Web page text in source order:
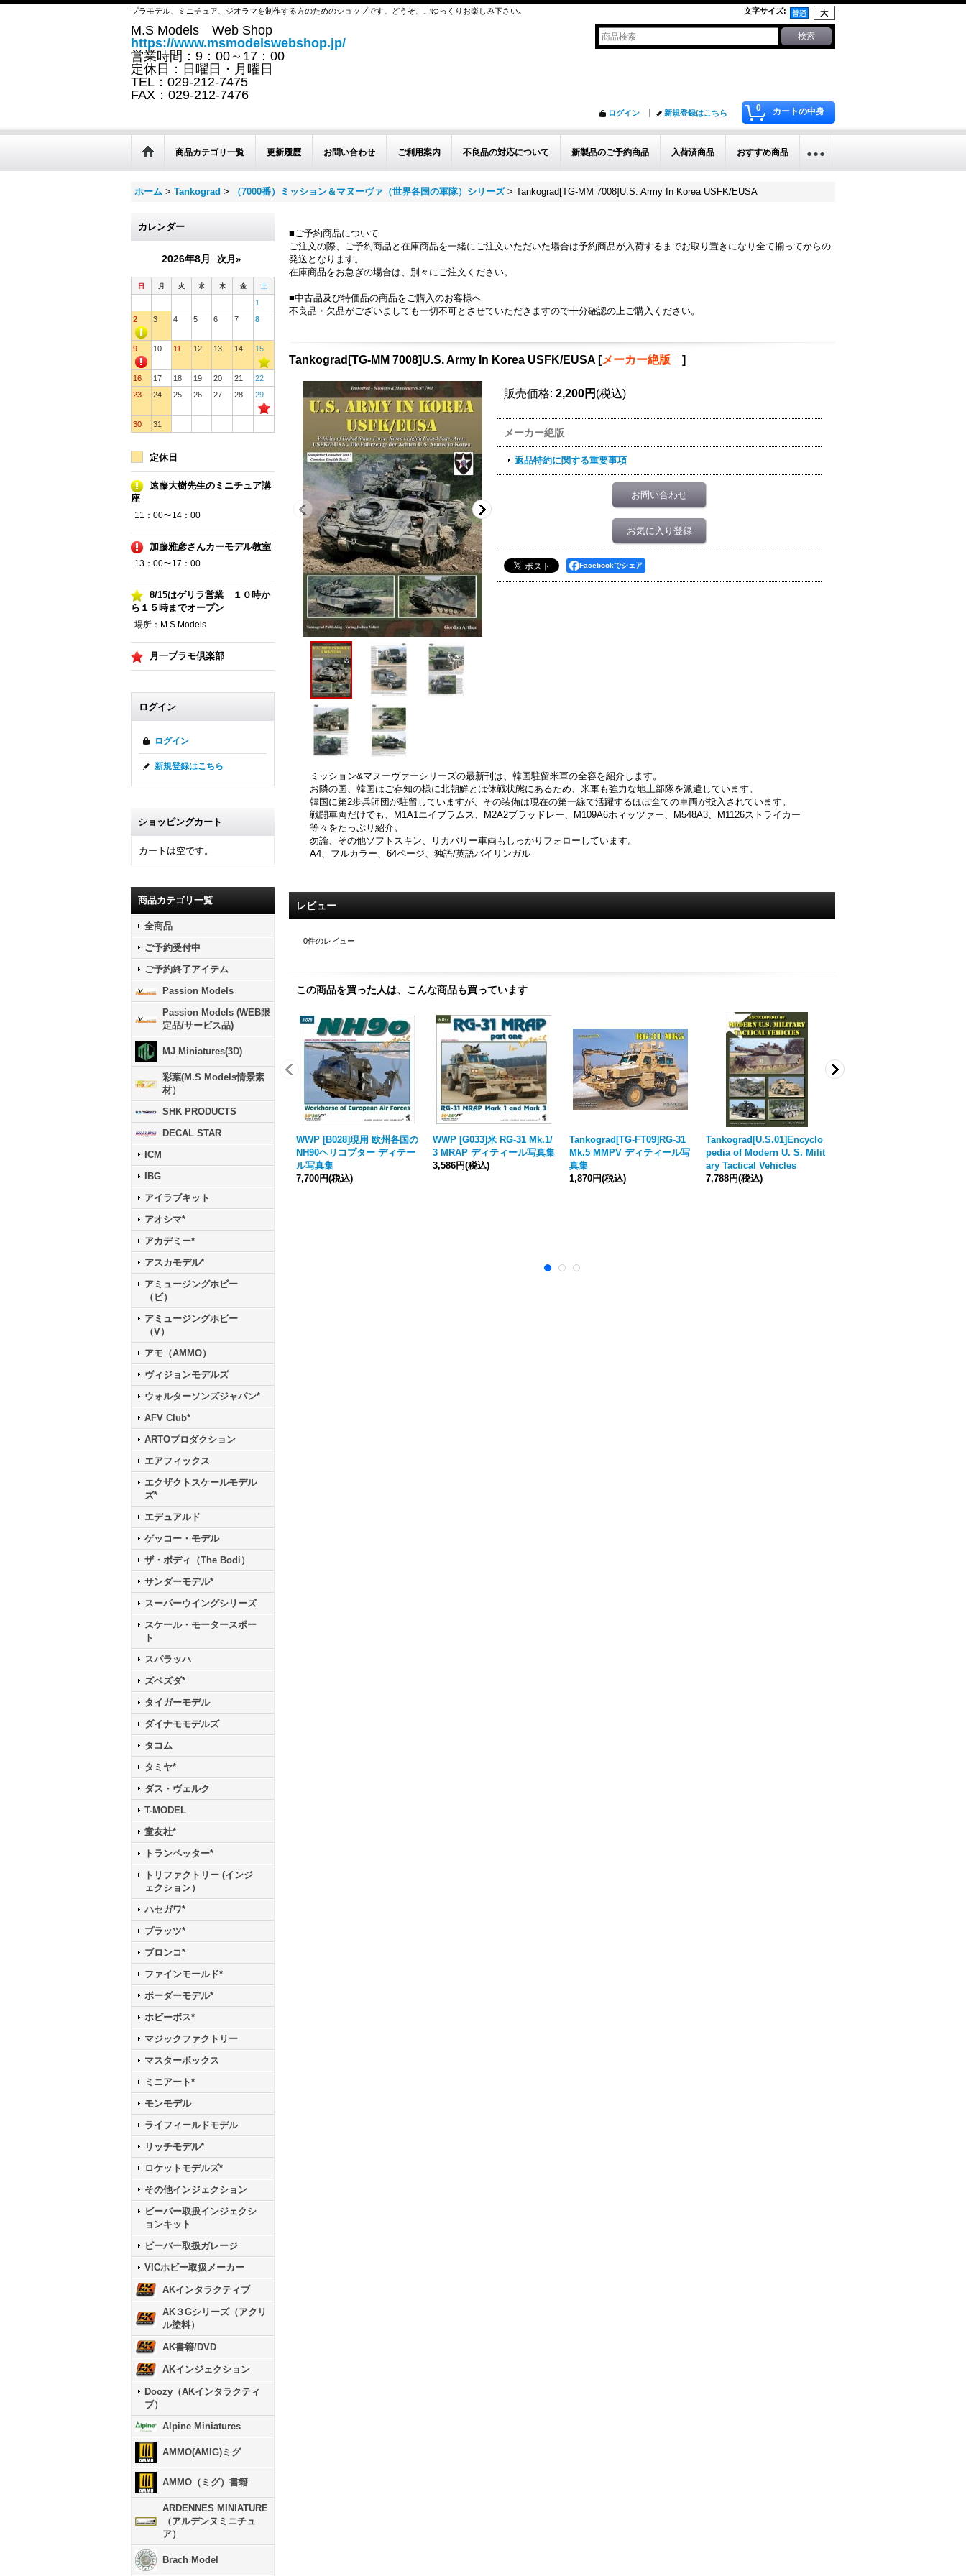
プラモデル、ミニチュア、ジオラマを制作する方のためのショップです。どうぞ、ごゆっくりお楽しみ下さい｡ 文字サイズ:
M.S Models Web Shop
https://www.msmodelswebshop.jp/
営業時間：9：00～17：00
定休日：日曜日・月曜日
TEL：029-212-7475
FAX：029-212-7476
0 カートの中身
ログイン 新規登録はこちら
商品カテゴリ一覧 更新履歴 お問い合わせ ご利用案内 不良品の対応について 新製品のご予約商品 入荷済商品 おすすめ商品
ホーム > Tankograd > （7000番）ミッション＆マヌーヴァ（世界各国の軍隊）シリーズ > Tankograd[TG-MM 7008]U.S. Army In Korea USFK/EUSA
カレンダー
2026年8月 次月»
日 月 火 水 木 金 土
1
2
3 4 5 6 7 8
9 10 11 12 13 14 15
16 17 18 19 20 21
22
23
24 25 26 27 28 29
30 31
定休日
遠藤大樹先生のミニチュア講
座
11：00〜14：00
加藤雅彦さんカーモデル教室
13：00〜17：00
8/15はゲリラ営業 １０時か
ら１５時までオープン
場所：M.S Models
月一プラモ倶楽部
ログイン
ログイン
新規登録はこちら
ショッピングカート
カートは空です。
商品カテゴリ一覧
全商品
ご予約受付中
ご予約終了アイテム
Passion Models
Passion Models (WEB限
定品/サービス品)
MJ Miniatures(3D)
彩葉(M.S Models情景素
材）
SHK PRODUCTS
DECAL STAR
ICM
IBG
アイラブキット
アオシマ*
アカデミー*
アスカモデル*
アミュージングホビー
（ビ）
アミュージングホビー
（V）
アモ（AMMO）
ヴィジョンモデルズ
ウォルターソンズジャパン*
AFV Club*
ARTOプロダクション
エアフィックス
エクザクトスケールモデル
ズ*
エデュアルド
ゲッコー・モデル
ザ・ボディ（The Bodi）
サンダーモデル*
スーパーウイングシリーズ
スケール・モータースポー
ト
スパラッハ
ズベズダ*
タイガーモデル
ダイナモモデルズ
タコム
タミヤ*
ダス・ヴェルク
T-MODEL
童友社*
トランペッター*
トリファクトリー (インジ
ェクション）
ハセガワ*
プラッツ*
ブロンコ*
ファインモールド*
ボーダーモデル*
ホビーボス*
マジックファクトリー
マスターボックス
ミニアート*
モンモデル
ライフィールドモデル
リッチモデル*
ロケットモデルズ*
その他インジェクション
ビーバー取扱インジェクシ
ョンキット
ビーバー取扱ガレージ
VICホビー取扱メーカー
AKインタラクティブ
AK３Gシリーズ（アクリ
ル塗料）
AK書籍/DVD
AKインジェクション
Doozy（AKインタラクティ
ブ）
Alpine Miniatures
AMMO(AMIG)ミグ
AMMO（ミグ）書籍
ARDENNES MINIATURE
（アルデンヌミニチュ
ア）
Brach Model
■ご予約商品について
ご注文の際、ご予約商品と在庫商品を一緒にご注文いただいた場合は予約商品が入荷するまでお取り置きになり全て揃ってからの
発送となります。
在庫商品をお急ぎの場合は、別々にご注文ください。
■中古品及び特価品の商品をご購入のお客様へ
不良品・欠品がございましても一切不可とさせていただきますので十分確認の上ご購入ください。
Tankograd[TG-MM 7008]U.S. Army In Korea USFK/EUSA [メーカー絶版 ]
販売価格: 2,200円 (税込)
メーカー絶版
返品特約に関する重要事項
お問い合わせ
お気に入り登録
Facebookでシェア
ミッション&マヌーヴァーシリーズの最新刊は、韓国駐留米軍の全容を紹介します。
お隣の国、韓国はご存知の様に北朝鮮とは休戦状態にあるため、米軍も強力な地上部隊を派遣しています。
韓国に第2歩兵師団が駐留していますが、その装備は現在の第一線で活躍するほぼ全ての車両が投入されています。
戦闘車両だけでも、M1A1エイブラムス、M2A2ブラッドレー、M109A6ホィッツァー、M548A3、M1126ストライカー
等々をたっぷり紹介。
勿論、その他ソフトスキン、リカバリー車両もしっかりフォローしています。
A4、フルカラー、64ページ、独語/英語バイリンガル
レビュー
0件のレビュー
この商品を買った人は、こんな商品も買っています
WWP [B028]現用 欧州各国の
NH90ヘリコプター ディテー
ル写真集
7,700円(税込)
WWP [G033]米 RG-31 Mk.1/
3 MRAP ディティール写真集
3,586円(税込)
Tankograd[TG-FT09]RG-31
Mk.5 MMPV ディティール写
真集
1,870円(税込)
Tankograd[U.S.01]Encyclo
pedia of Modern U. S. Milit
ary Tactical Vehicles
7,788円(税込)